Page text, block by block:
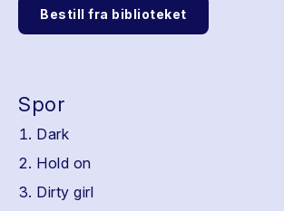
Bestill fra biblioteket
Spor
Dark
Hold on
Dirty girl